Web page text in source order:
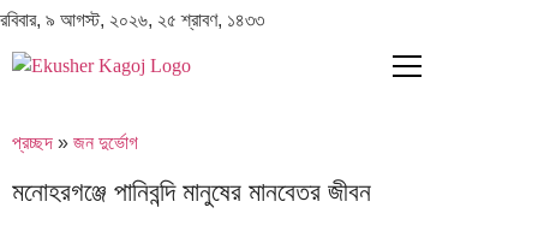
রবিবার, ৯ আগস্ট, ২০২৬, ২৫ শ্রাবণ, ১৪৩৩
প্রচ্ছদ » জন দুর্ভোগ
মনোহরগঞ্জে পানিবন্দি মানুষের মানবেতর জীবন